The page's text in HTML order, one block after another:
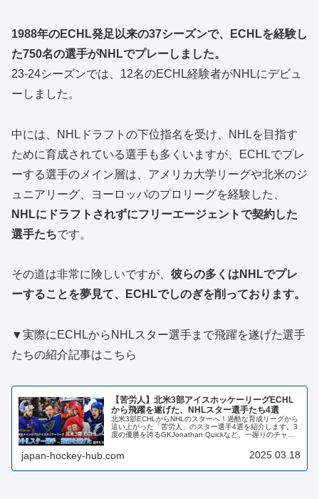
1988年のECHL発足以来の37シーズンで、ECHLを経験し
た750名の選手がNHLでプレーしました。
23-24シーズンでは、12名のECHL経験者がNHLにデビュ
ーしました。
中には、NHLドラフトの下位指名を受け、NHLを目指す
ために育成されている選手も多くいますが、ECHLでプレ
ーする選手のメイン層は、アメリカ大学リーグや北米のジ
ュニアリーグ、ヨーロッパのプロリーグを経験した、
NHLにドラフトされずにフリーエージェントで契約した
選手たちです。
その道は非常に険しいですが、 彼らの多くはNHLでプレ
ーすることを夢見て、ECHLでしのぎを削っております。
▼実際にECHLからNHLスター選手まで飛躍を遂げた選手
たちの紹介記事はこちら
【苦労人】北米3部アイスホッケーリーグECHL
から飛躍を遂げた、NHLスター選手たち4選
北米3部ECHLからNHLのスターへ！過酷な育成リーグから
這い上がった「苦労人」のスター選手4選を紹介します。3
度の優勝を誇るGKJonathan Quickなど、一握りのチャン
レーするECHLの重要性や、NHLへの険しい道のりを詳し
く解説します。
japan-hockey-hub.com 2025.03.18